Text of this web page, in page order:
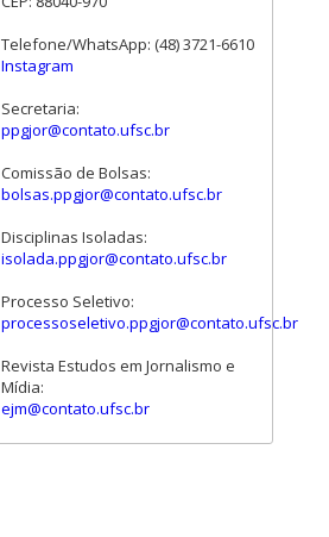
Telefone/WhatsApp: (48) 3721-6610
Instagram
Secretaria:
ppgjor@contato.ufsc.br
Comissão de Bolsas:
bolsas.ppgjor@contato.ufsc.br
Disciplinas Isoladas:
isolada.ppgjor@contato.ufsc.br
Processo Seletivo:
processoseletivo.ppgjor@contato.ufsc.br
Revista Estudos em Jornalismo e
Mídia:
ejm@contato.ufsc.br